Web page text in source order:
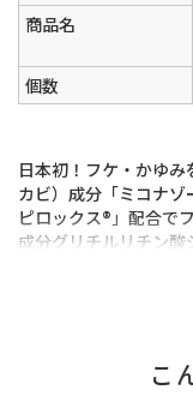
商品名
個数
日本初！フケ・かゆ
カビ）成分「ミコナ
ピロックス®」配合で
成分グリチルリチン酸
か、うるおい成分浸
◎うるおいタイプは
こ